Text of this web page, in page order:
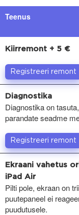
Teenus
Kiirremont + 5 €
Registreeri remont
Diagnostika
Diagnostika on
parandate seadme
Registreeri remont
Ekraani vahetus
iPad Air
Pilti pole, ekraan on
puutepaneel ei
puudutusele.